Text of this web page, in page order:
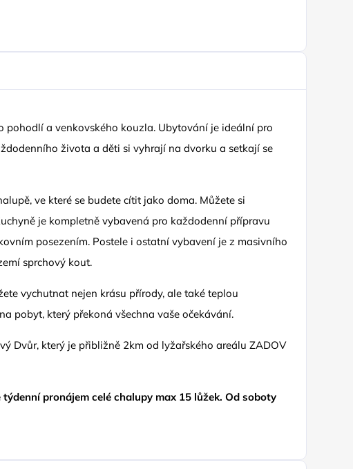
a venkovského kouzla. Ubytování je ideální pro
života a děti si vyhrají na dvorku a setkají se
ve které se budete cítit jako doma. Můžete si
je kompletně vybavená pro každodenní přípravu
posezením. Postele i ostatní vybavení je z masivního
sprchový kout.
vychutnat nejen krásu přírody, ale také teplou
pobyt, který překoná všechna vaše očekávání.
Dvůr, který je přibližně 2km od lyžařského areálu ZADOV
pronájem celé chalupy max 15 lůžek. Od soboty